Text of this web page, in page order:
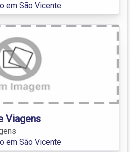
em São Vicente
Viagens
em São Vicente